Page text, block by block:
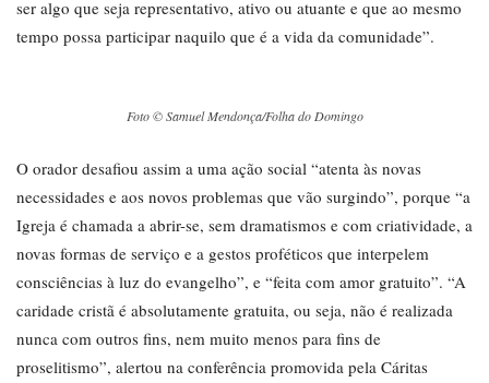
ser algo que seja representativo, ativo ou atuante e que ao mesmo
tempo possa participar naquilo que é a vida da comunidade”.
Foto © Samuel Mendonça/Folha do Domingo
O orador desafiou assim a uma ação social “atenta às novas
necessidades e aos novos problemas que vão surgindo”, porque “a
Igreja é chamada a abrir-se, sem dramatismos e com criatividade, a
novas formas de serviço e a gestos proféticos que interpelem
consciências à luz do evangelho”, e “feita com amor gratuito”. “A
caridade cristã é absolutamente gratuita, ou seja, não é realizada
nunca com outros fins, nem muito menos para fins de
proselitismo”, alertou na conferência promovida pela Cáritas